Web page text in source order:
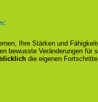
Ihre Stärken und
bewusste Veränderungen für
die eigenen